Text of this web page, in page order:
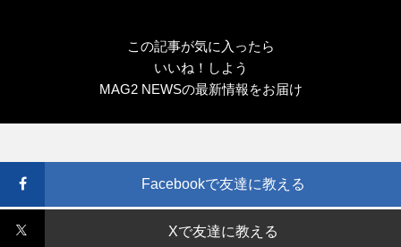
この記事が気に入ったら
いいね！しよう
MAG2 NEWSの最新情報をお届け
Facebookで友達に教える
Xで友達に教える